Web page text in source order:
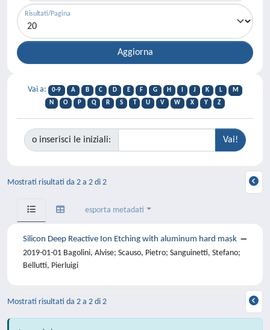
Risultati/Pagina
Vai a: 0-9 A B C D E F G H J K L
M
N
O P Q R S T U V W X Y Z
o inserisci le iniziali:
Mostrati risultati da 2 a 2 di 2
esporta metadati
Silicon Deep Reactive Ion Etching with aluminum hard mask
2019-01-01 Bagolini, Alvise; Scauso, Pietro; Sanguinetti, Stefano;
Bellutti, Pierluigi
Mostrati risultati da 2 a 2 di 2